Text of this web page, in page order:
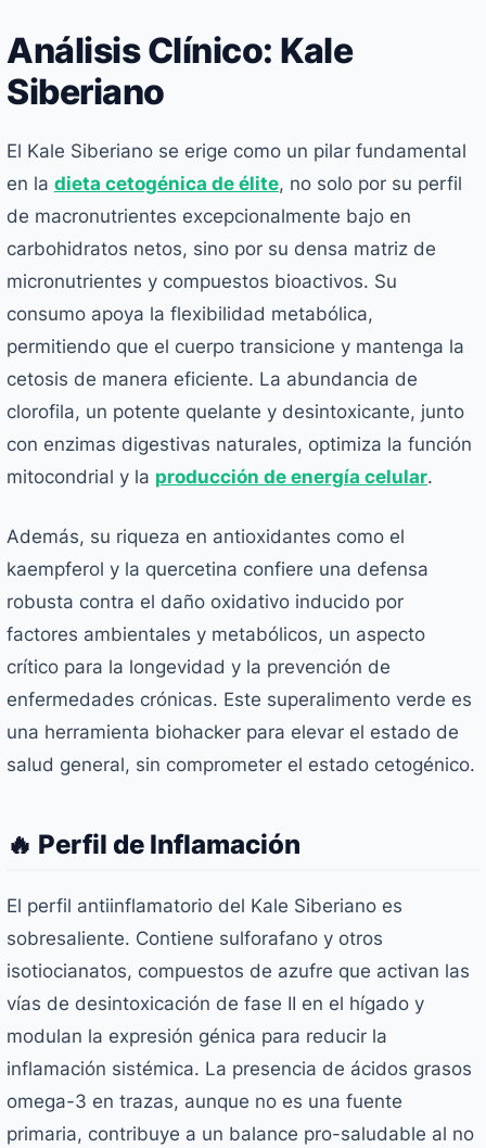
Análisis Clínico: Kale
Siberiano
El Kale Siberiano se erige como un pilar fundamental
en la dieta cetogénica de élite, no solo por su perfil
de macronutrientes excepcionalmente bajo en
carbohidratos netos, sino por su densa matriz de
micronutrientes y compuestos bioactivos. Su
consumo apoya la flexibilidad metabólica,
permitiendo que el cuerpo transicione y mantenga la
cetosis de manera eficiente. La abundancia de
clorofila, un potente quelante y desintoxicante, junto
con enzimas digestivas naturales, optimiza la función
mitocondrial y la producción de energía celular.
Además, su riqueza en antioxidantes como el
kaempferol y la quercetina confiere una defensa
robusta contra el daño oxidativo inducido por
factores ambientales y metabólicos, un aspecto
crítico para la longevidad y la prevención de
enfermedades crónicas. Este superalimento verde es
una herramienta biohacker para elevar el estado de
salud general, sin comprometer el estado cetogénico.
🔥 Perfil de Inflamación
El perfil antiinflamatorio del Kale Siberiano es
sobresaliente. Contiene sulforafano y otros
isotiocianatos, compuestos de azufre que activan las
vías de desintoxicación de fase II en el hígado y
modulan la expresión génica para reducir la
inflamación sistémica. La presencia de ácidos grasos
omega-3 en trazas, aunque no es una fuente
primaria, contribuye a un balance pro-saludable al no